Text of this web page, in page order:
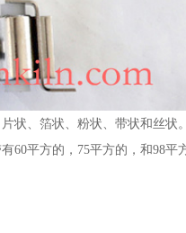
状、箔状、粉状、带状和丝状
60平方的，75平方的，和98平